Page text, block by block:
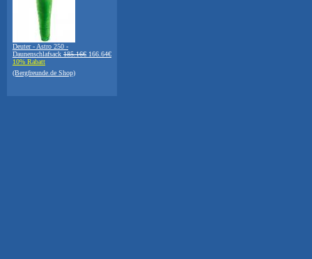
Deuter - Astro 250 -
Daunenschlafsack 185.16€ 166.64€
10% Rabatt
(Bergfreunde.de Shop)